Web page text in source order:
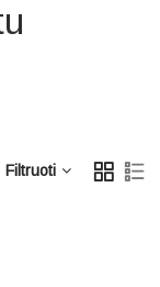
Filtruoti